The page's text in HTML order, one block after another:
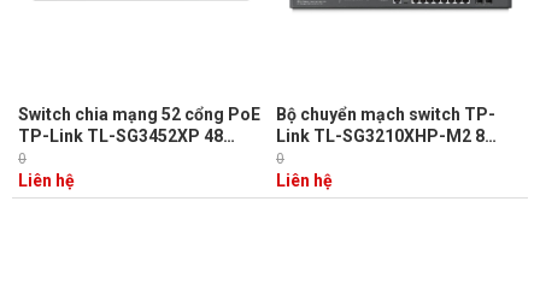
Switch chia mạng 52 cổng PoE
TP-Link TL-SG3452XP 48
Cổng Gigabit và 4 Cổng 10GE
SFP+
0
Liên hệ
Bộ chuyển mạch switch TP-
Link TL-SG3210XHP-M2 8
cổng 2.5GBASE-T và 2 cổng
10GE SFP+
0
Liên hệ